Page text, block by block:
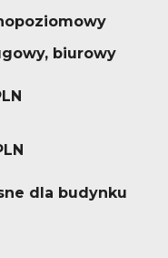
biurowy
dla budynku